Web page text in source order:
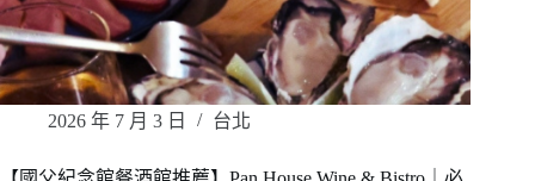
2026 年 7 月 3 日 台北